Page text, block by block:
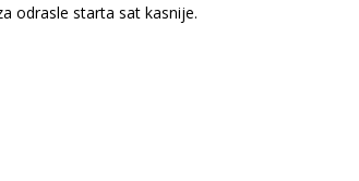
odrasle starta sat kasnije.